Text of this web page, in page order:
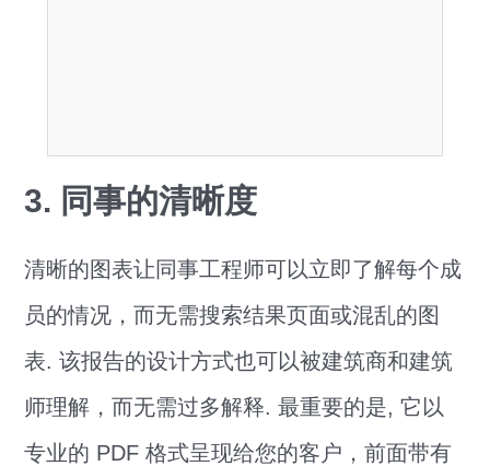
3. 同事的清晰度
清晰的图表让同事工程师可以立即了解每个成
员的情况，而无需搜索结果页面或混乱的图
表. 该报告的设计方式也可以被建筑商和建筑
师理解，而无需过多解释. 最重要的是, 它以
专业的 PDF 格式呈现给您的客户，前面带有